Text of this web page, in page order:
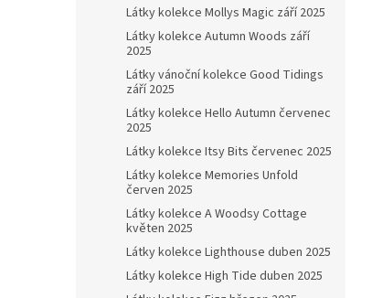
Látky kolekce Mollys Magic září 2025
Látky kolekce Autumn Woods září
2025
Látky vánoční kolekce Good Tidings
září 2025
Látky kolekce Hello Autumn červenec
2025
Látky kolekce Itsy Bits červenec 2025
Látky kolekce Memories Unfold
červen 2025
Látky kolekce A Woodsy Cottage
květen 2025
Látky kolekce Lighthouse duben 2025
Látky kolekce High Tide duben 2025